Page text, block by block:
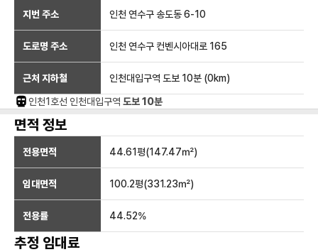
지번 주소 인천 연수구 송도동 6-10
도로명 주소 인천 연수구 컨벤시아대로 165
근처 지하철 인천대입구역 도보 10분 (0km)
인천1호선 인천대입구역 도보 10분
면적 정보
전용면적 44.61평(147.47㎡)
임대면적 100.2평(331.23㎡)
전용률 44.52%
추정 임대료